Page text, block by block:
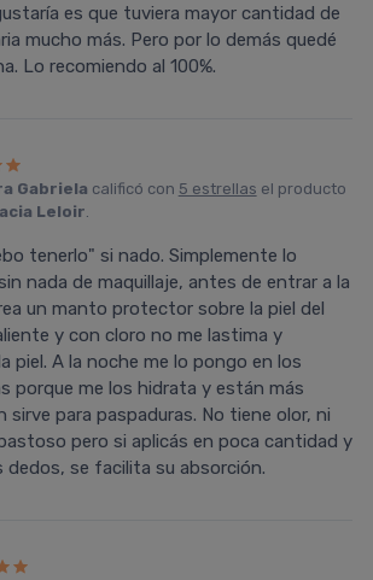
es que tuviera mayor cantidad de
mucho más. Pero por lo demás quedé
Lo recomiendo al 100%.
Gabriela calificó con 5 estrellas el producto
Leloir.
tenerlo" si nado. Simplemente lo
nada de maquillaje, antes de entrar a la
un manto protector sobre la piel del
y con cloro no me lastima y
piel. A la noche me lo pongo en los
porque me los hidrata y están más
sirve para paspaduras. No tiene olor, ni
pero si aplicás en poca cantidad y
dedos, se facilita su absorción.